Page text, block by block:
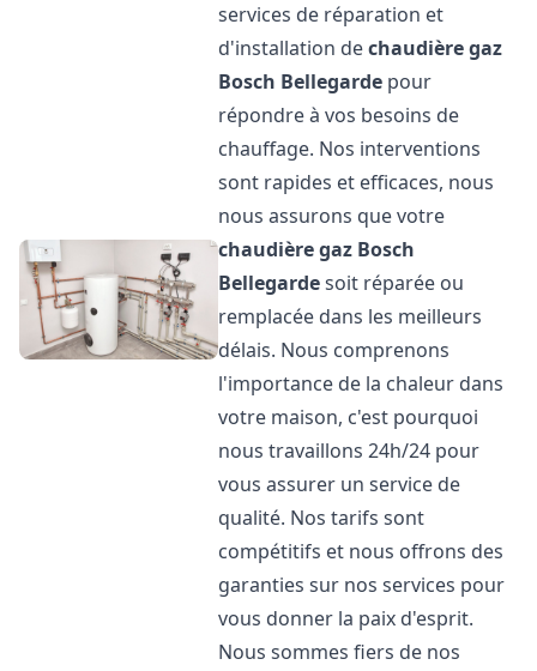
services de réparation et
d'installation dechaudière gaz
Bosch Bellegarde pour
répondre à vos besoins de
chauffage. Nos interventions
sont rapides et efficaces, nous
nous assurons que votre
chaudière gaz Bosch
Bellegardesoit réparée ou
remplacée dans les meilleurs
délais. Nous comprenons
l'importance de la chaleur dans
votre maison, c'est pourquoi
nous travaillons 24h/24 pour
vous assurer un service de
qualité. Nos tarifs sont
compétitifs et nous offrons des
garanties sur nos services pour
vous donner la paix d'esprit.
Nous sommes fiers de nos